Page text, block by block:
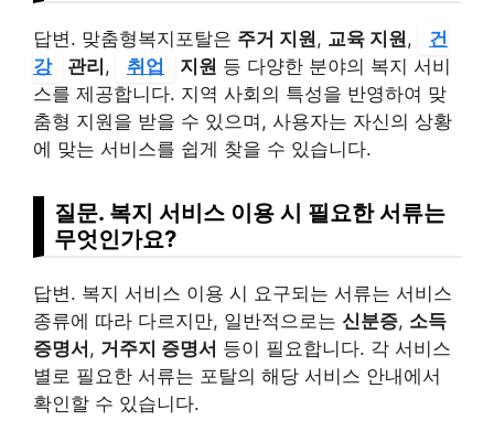
답변. 맞춤형복지포탈은 주거 지원, 교육 지원,
건
강
관리 , 취업 지원 등 다양한 분야의 복지 서비
스를 제공합니다. 지역 사회의 특성을 반영하여 맞
춤형 지원을 받을 수 있으며, 사용자는 자신의 상황
에 맞는 서비스를 쉽게 찾을 수 있습니다.
질문. 복지 서비스 이용 시 필요한 서류는
무엇인가요?
답변. 복지 서비스 이용 시 요구되는 서류는 서비스
종류에 따라 다르지만, 일반적으로는 신분증, 소득
증명서 , 거주지 증명서 등이 필요합니다. 각 서비스
별로 필요한 서류는 포탈의 해당 서비스 안내에서
확인할 수 있습니다.